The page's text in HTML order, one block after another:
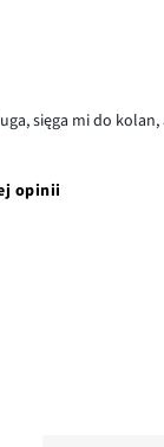
sięga mi do
opinii